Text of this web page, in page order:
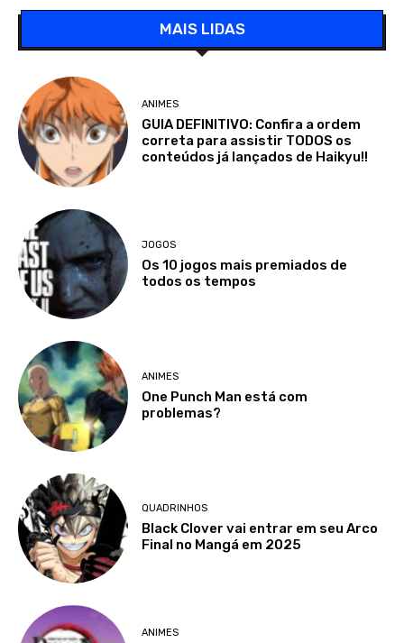
MAIS LIDAS
ANIMES
GUIA DEFINITIVO: Confira a ordem
correta para assistir TODOS os
conteúdos já lançados de Haikyu!!
JOGOS
Os 10 jogos mais premiados de
todos os tempos
ANIMES
One Punch Man está com
problemas?
QUADRINHOS
Black Clover vai entrar em seu Arco
Final no Mangá em 2025
ANIMES